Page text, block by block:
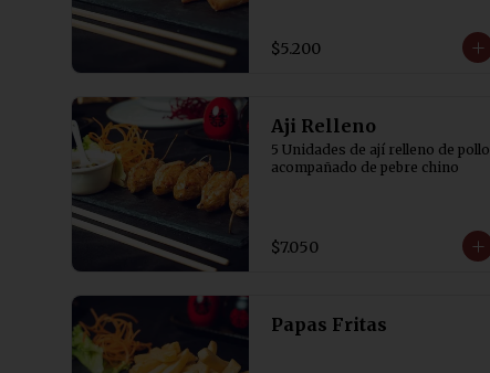
$5.200
Aji Relleno
5 Unidades de ají relleno de pollo
acompañado de pebre chino
$7.050
Papas Fritas